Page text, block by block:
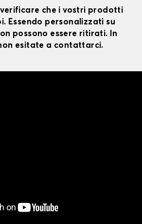
che i vostri prodotti
Essendo personalizzati su
possono essere ritirati. In
esitate a contattarci.